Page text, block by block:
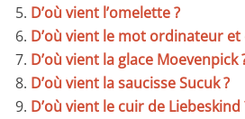
D’où vient l’omelette ?
D’où vient le mot ordinateur et
D’où vient la glace Moevenpick
D’où vient la saucisse Sucuk ?
D’où vient le cuir de Liebeskind